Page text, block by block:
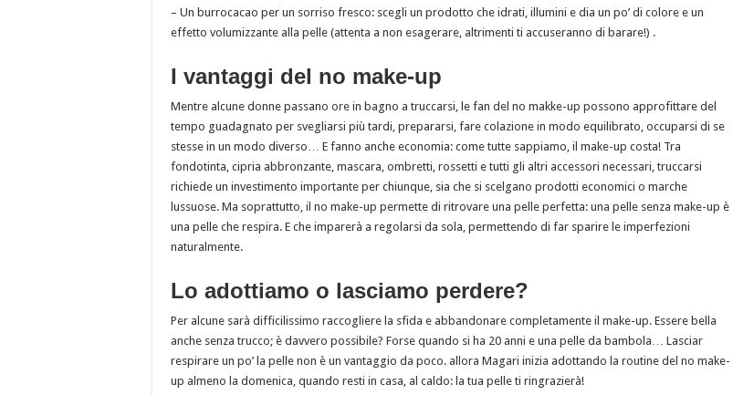
– Un burrocacao per un sorriso fresco: scegli un prodotto che idrati, illumini e dia un po’ di colore e un
effetto volumizzante alla pelle (attenta a non esagerare, altrimenti ti accuseranno di barare!) .
I vantaggi del no make-up
Mentre alcune donne passano ore in bagno a truccarsi, le fan del no makke-up possono approfittare del
tempo guadagnato per svegliarsi più tardi, prepararsi, fare colazione in modo equilibrato, occuparsi di se
stesse in un modo diverso… E fanno anche economia: come tutte sappiamo, il make-up costa! Tra
fondotinta, cipria abbronzante, mascara, ombretti, rossetti e tutti gli altri accessori necessari, truccarsi
richiede un investimento importante per chiunque, sia che si scelgano prodotti economici o marche
lussuose. Ma soprattutto, il no make-up permette di ritrovare una pelle perfetta: una pelle senza make-up è
una pelle che respira. E che imparerà a regolarsi da sola, permettendo di far sparire le imperfezioni
naturalmente.
Lo adottiamo o lasciamo perdere?
Per alcune sarà difficilissimo raccogliere la sfida e abbandonare completamente il make-up. Essere bella
anche senza trucco; è davvero possibile? Forse quando si ha 20 anni e una pelle da bambola… Lasciar
respirare un po’ la pelle non è un vantaggio da poco. allora Magari inizia adottando la routine del no make-
up almeno la domenica, quando resti in casa, al caldo: la tua pelle ti ringrazierà!